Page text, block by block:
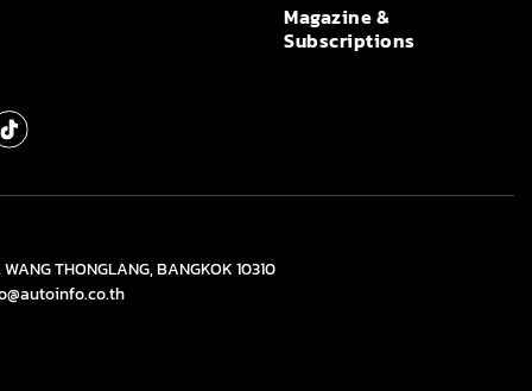
Magazine &
Subscriptions
THONGLANG, BANGKOK 10310